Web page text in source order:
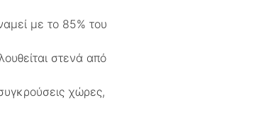
με το 85% του
στενά από
χώρες,